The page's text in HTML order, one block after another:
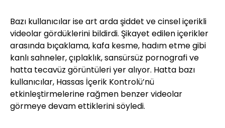
Bazı kullanıcılar ise art arda şiddet ve cinsel içerikli
videolar gördüklerini bildirdi. Şikayet edilen içerikler
arasında bıçaklama, kafa kesme, hadım etme gibi
kanlı sahneler, çıplaklık, sansürsüz pornografi ve
hatta tecavüz görüntüleri yer alıyor. Hatta bazı
kullanıcılar, Hassas İçerik Kontrolü’nü
etkinleştirmelerine rağmen benzer videolar
görmeye devam ettiklerini söyledi.